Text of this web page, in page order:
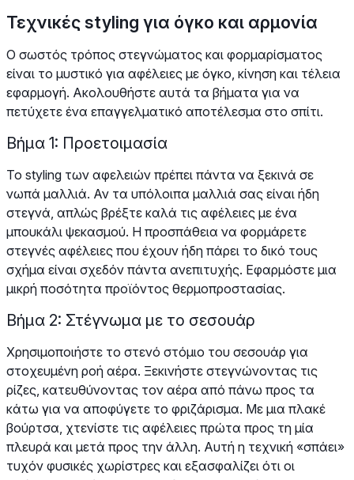
Τεχνικές styling για όγκο και αρμονία
Ο σωστός τρόπος στεγνώματος και φορμαρίσματος
είναι το μυστικό για αφέλειες με όγκο, κίνηση και τέλεια
εφαρμογή. Ακολουθήστε αυτά τα βήματα για να
πετύχετε ένα επαγγελματικό αποτέλεσμα στο σπίτι.
Βήμα 1: Προετοιμασία
Το styling των αφελειών πρέπει πάντα να ξεκινά σε
νωπά μαλλιά. Αν τα υπόλοιπα μαλλιά σας είναι ήδη
στεγνά, απλώς βρέξτε καλά τις αφέλειες με ένα
μπουκάλι ψεκασμού. Η προσπάθεια να φορμάρετε
στεγνές αφέλειες που έχουν ήδη πάρει το δικό τους
σχήμα είναι σχεδόν πάντα ανεπιτυχής. Εφαρμόστε μια
μικρή ποσότητα προϊόντος θερμοπροστασίας.
Βήμα 2: Στέγνωμα με το σεσουάρ
Χρησιμοποιήστε το στενό στόμιο του σεσουάρ για
στοχευμένη ροή αέρα. Ξεκινήστε στεγνώνοντας τις
ρίζες, κατευθύνοντας τον αέρα από πάνω προς τα
κάτω για να αποφύγετε το φριζάρισμα. Με μια πλακέ
βούρτσα, χτενίστε τις αφέλειες πρώτα προς τη μία
πλευρά και μετά προς την άλλη. Αυτή η τεχνική «σπάει»
τυχόν φυσικές χωρίστρες και εξασφαλίζει ότι οι